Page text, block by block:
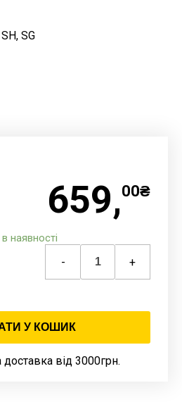
SG
659,00₴
наявності
- +
У КОШИК
від 3000грн.